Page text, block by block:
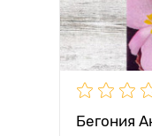
Бегония
Применение